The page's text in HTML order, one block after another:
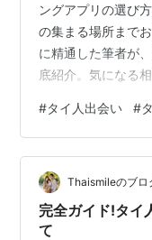
ングアプリの選び
の集まる場所まで
に精通した筆者が
底紹介。気になる
高い街です。日本
から、多くの日本
んだりしています
出会いの機会も多
で日本人と出会う
マッチングアプリ
#タイ人出会い #
Thaismileのブロ
完全ガイド!タイ
て